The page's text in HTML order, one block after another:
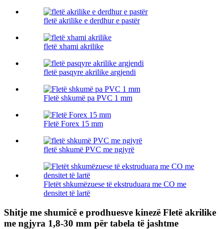
fletë akrilike e derdhur e pastër
fletë xhami akrilike
fletë pasqyre akrilike argjendi
Fletë shkumë pa PVC 1 mm
Fletë Forex 15 mm
fletë shkumë PVC me ngjyrë
Fletët shkumëzuese të ekstruduara me CO me
densitet të lartë
Shitje me shumicë e prodhuesve kinezë Fletë akrilike
me ngjyra 1,8-30 mm për tabela të jashtme